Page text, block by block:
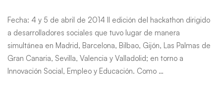
Fecha: 4 y 5 de abril de 2014 II edición del hackathon dirigido
a desarrolladores sociales que tuvo lugar de manera
simultánea en Madrid, Barcelona, Bilbao, Gijón, Las Palmas de
Gran Canaria, Sevilla, Valencia y Valladolid; en torno a
Innovación Social, Empleo y Educación. Como …